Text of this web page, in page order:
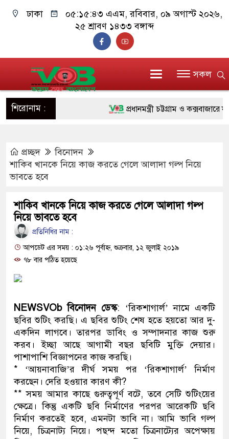
ঢাকা ০৫:১৫:৪৪ এএম, রবিবার, ০৯ অগাস্ট ২০২৬,
২৫ শ্রাবণ ১৪৩৩ বঙ্গাব্দ
সকল
শিরোনাম : প্রধানমন্ত্রী চট্টগ্রাম ও কক্সবাজারে
উদ্ধার
জনগণ পরিবর্তন চেয়েছে বলেই
প্রধানমন্ত্রী
মিরপুর মডেল থানার অভিযানে ৯০
মাদক কারবারি গ্রেফতার
২৮ লাখ টাকার জাল নোটসহ
থানা পুলিশ
প্রচ্ছদ
বিনোদন
শাকিব খানকে নিয়ে কাজ করতে গেলে আলাদা গল্প নিয়ে
ভাবতে হবে
শাকিব খানকে নিয়ে কাজ করতে গেলে আলাদা গল্প
নিয়ে ভাবতে হবে
প্রতিনিধির নাম :
আপডেট এর সময় : ০১:২৬ পূর্বাহ্ন, শুক্রবার, ১২ জুলাই ২০১৯
৭৮ বার পঠিত হয়েছে
NEWSVOb বিনোদন ডেস্ক: ‘রিকশাগার্ল’ নামে একটি
ছবির শুটিং করছি। এ ছবির শুটিং শেষ হতে হয়তো আর দু-
একদিন লাগবে। তারপর ডাবিং ও সম্পাদনার কাজ শুরু
করব। ইচ্ছা আছে আগামী বছর ছবিটি মুক্তি দেয়ার।
পাশাপাশি বিজ্ঞাপনের কাজ করছি।
* ‘আয়নাবাজি’র দীর্ঘ সময় পর ‘রিকশাগার্ল’ নির্মাণ
করছেন। দেরি হওয়ার কারণ কী?
** সময় আমার কাছে গুরুত্বপূর্ণ বটে, তবে সেটি শুটিংয়ের
ক্ষেত্রে। কিন্তু একটি ছবি নির্মাণের পরপর আরেকটি ছবি
নির্মাণ করতেই হবে, এমনটা ভাবি না। আমি ভাবি গল্প
নিয়ে, চিত্রনাট্য নিয়ে। পছন্দ মতো চিত্রনাট্যের অপেক্ষায়